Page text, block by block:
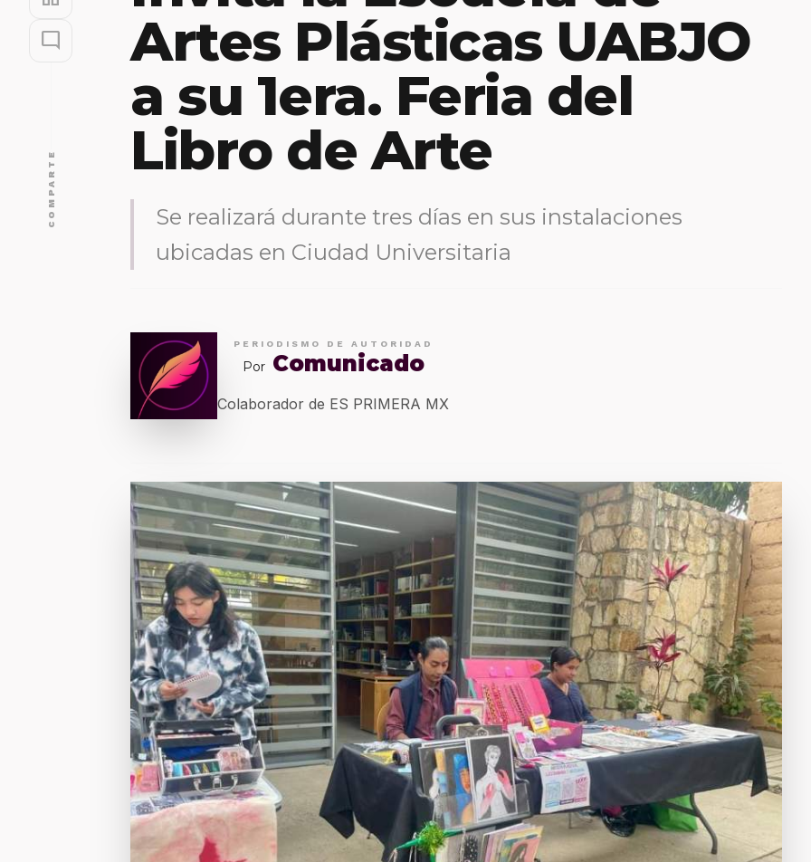
mode_comment
COMPARTE
Artes Plásticas UABJO
a su 1era. Feria del
Libro de Arte
Se realizará durante tres días en sus instalaciones
ubicadas en Ciudad Universitaria
PERIODISMO DE AUTORIDAD
Por Comunicado
Colaborador de ES PRIMERA MX